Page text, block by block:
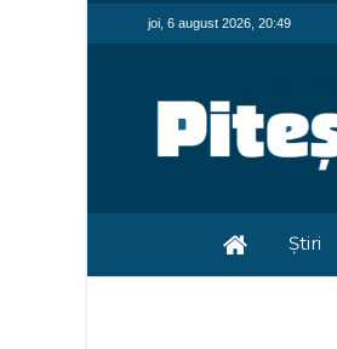
joi, 6 august 2026, 20:49
Știri